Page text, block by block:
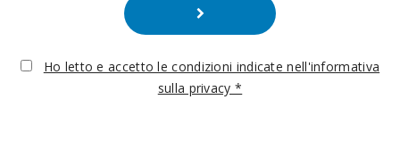
Ho letto e accetto le condizioni indicate nell'informativa
sulla privacy *